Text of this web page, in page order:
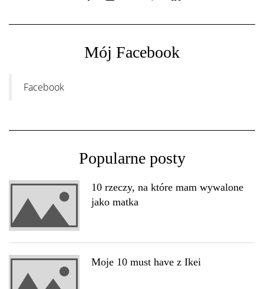
Mój Facebook
Facebook
Popularne posty
10 rzeczy, na które mam wywalone
jako matka
Moje 10 must have z Ikei